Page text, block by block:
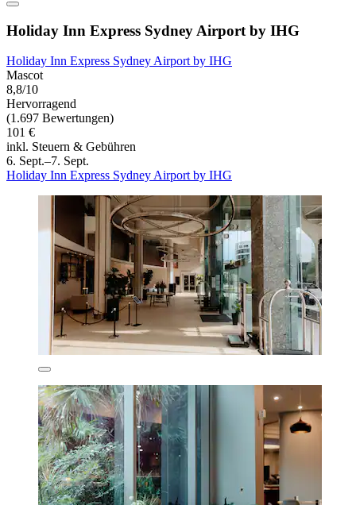
Holiday Inn Express Sydney Airport by IHG
Holiday Inn Express Sydney Airport by IHG
Mascot
8,8/10
Hervorragend
(1.697 Bewertungen)
101 €
inkl. Steuern & Gebühren
6. Sept.–7. Sept.
Holiday Inn Express Sydney Airport by IHG